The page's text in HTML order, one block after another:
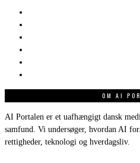
OM AI
AI Portalen er et uafhængigt dansk
samfund. Vi undersøger, hvordan AI
rettigheder, teknologi og hverdagsliv.